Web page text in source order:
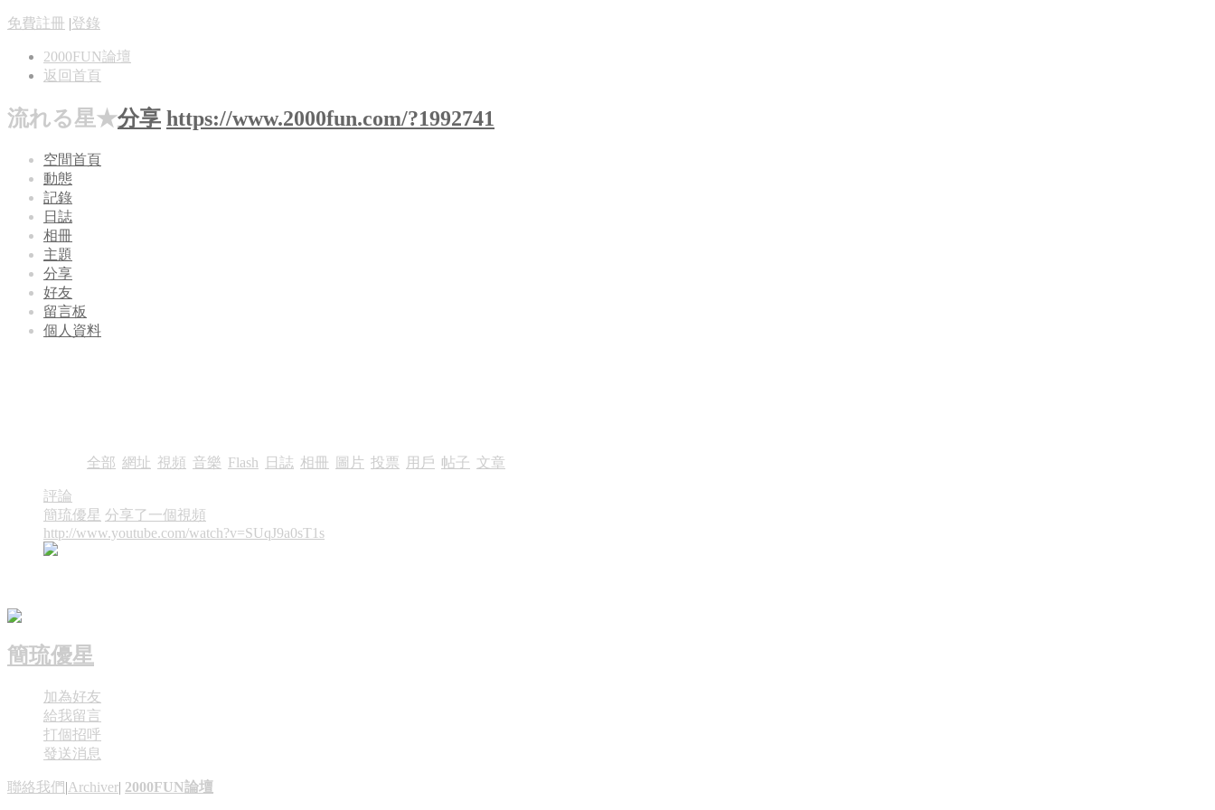
免費註冊 |登錄
2000FUN論壇
返回首頁
流れる星★分享 https://www.2000fun.com/?1992741
空間首頁
動態
記錄
日誌
相冊
主題
分享
好友
留言板
個人資料
全部 網址 視頻 音樂 Flash 日誌 相冊 圖片 投票 用戶 帖子 文章
評論
簡琉優星 分享了一個視頻
http://www.youtube.com/watch?v=SUqJ9a0sT1s
簡琉優星
加為好友
給我留言
打個招呼
發送消息
聯絡我們|Archiver| 2000FUN論壇